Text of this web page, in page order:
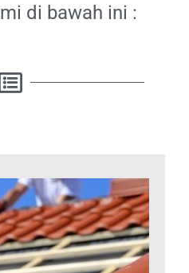
di bawah ini :